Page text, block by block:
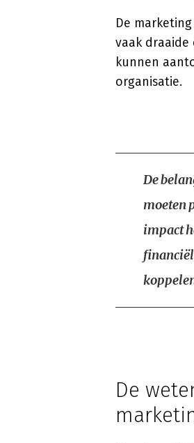
De
vaak
kunnen
organisatie.
De
moeten
impact
De